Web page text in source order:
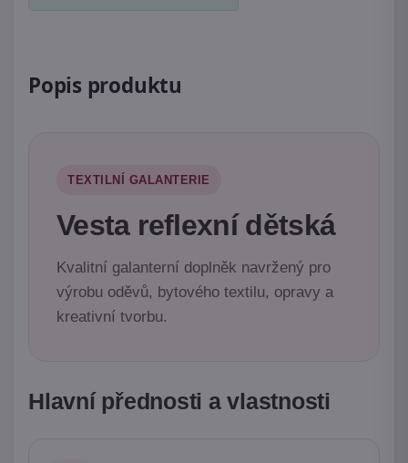
Popis produktu
TEXTILNÍ GALANTERIE
Vesta reflexní dětská
Kvalitní galanterní doplněk navržený pro
výrobu oděvů, bytového textilu, opravy a
kreativní tvorbu.
Hlavní přednosti a vlastnosti